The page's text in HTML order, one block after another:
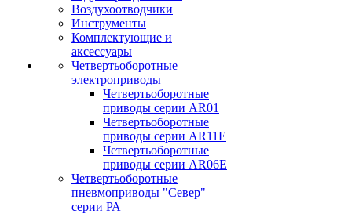
Воздухоотводчики
Инструменты
Комплектующие и
аксессуары
Четвертьоборотные
электроприводы
Четвертьоборотные
приводы серии AR01
Четвертьоборотные
приводы серии AR11E
Четвертьоборотные
приводы серии AR06E
Четвертьоборотные
пневмоприводы "Север"
серии РА